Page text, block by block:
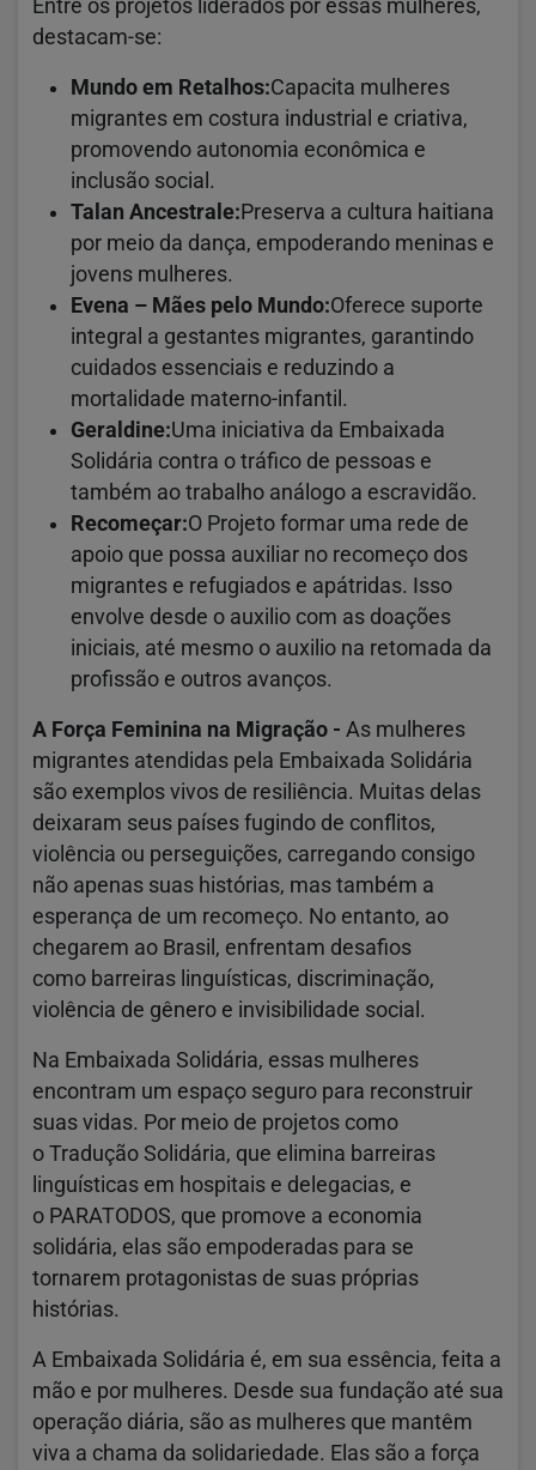
Entre os projetos liderados por essas mulheres,
destacam-se:
Mundo em Retalhos:Capacita mulheres
migrantes em costura industrial e criativa,
promovendo autonomia econômica e
inclusão social.
Talan Ancestrale:Preserva a cultura haitiana
por meio da dança, empoderando meninas e
jovens mulheres.
Evena – Mães pelo Mundo:Oferece suporte
integral a gestantes migrantes, garantindo
cuidados essenciais e reduzindo a
mortalidade materno-infantil.
Geraldine:Uma iniciativa da Embaixada
Solidária contra o tráfico de pessoas e
também ao trabalho análogo a escravidão.
Recomeçar:O Projeto formar uma rede de
apoio que possa auxiliar no recomeço dos
migrantes e refugiados e apátridas. Isso
envolve desde o auxilio com as doações
iniciais, até mesmo o auxilio na retomada da
profissão e outros avanços.
A Força Feminina na Migração - As mulheres
migrantes atendidas pela Embaixada Solidária
são exemplos vivos de resiliência. Muitas delas
deixaram seus países fugindo de conflitos,
violência ou perseguições, carregando consigo
não apenas suas histórias, mas também a
esperança de um recomeço. No entanto, ao
chegarem ao Brasil, enfrentam desafios
como barreiras linguísticas, discriminação,
violência de gênero e invisibilidade social.
Na Embaixada Solidária, essas mulheres
encontram um espaço seguro para reconstruir
suas vidas. Por meio de projetos como
o Tradução Solidária, que elimina barreiras
linguísticas em hospitais e delegacias, e
o PARATODOS, que promove a economia
solidária, elas são empoderadas para se
tornarem protagonistas de suas próprias
histórias.
A Embaixada Solidária é, em sua essência, feita a
mão e por mulheres. Desde sua fundação até sua
operação diária, são as mulheres que mantêm
viva a chama da solidariedade. Elas são a força